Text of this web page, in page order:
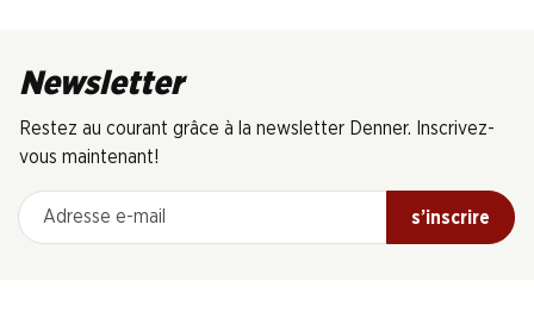
Newsletter
Restez au courant grâce à la newsletter Denner. Inscrivez-
vous maintenant!
Adresse e-mail
s’inscrire